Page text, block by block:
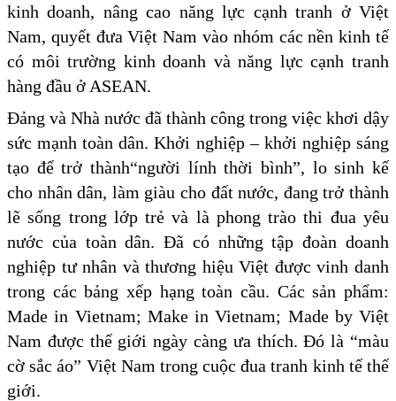
kinh doanh, nâng cao năng lực cạnh tranh ở Việt
Nam, quyết đưa Việt Nam vào nhóm các nền kinh tế
có môi trường kinh doanh và năng lực cạnh tranh
hàng đầu ở ASEAN.
Đảng và Nhà nước đã thành công trong việc khơi dậy
sức mạnh toàn dân. Khởi nghiệp – khởi nghiệp sáng
tạo để trở thành“người lính thời bình”, lo sinh kế
cho nhân dân, làm giàu cho đất nước, đang trở thành
lẽ sống trong lớp trẻ và là phong trào thi đua yêu
nước của toàn dân. Đã có những tập đoàn doanh
nghiệp tư nhân và thương hiệu Việt được vinh danh
trong các bảng xếp hạng toàn cầu. Các sản phẩm:
Made in Vietnam; Make in Vietnam; Made by Việt
Nam được thế giới ngày càng ưa thích. Đó là “màu
cờ sắc áo” Việt Nam trong cuộc đua tranh kinh tế thế
giới.